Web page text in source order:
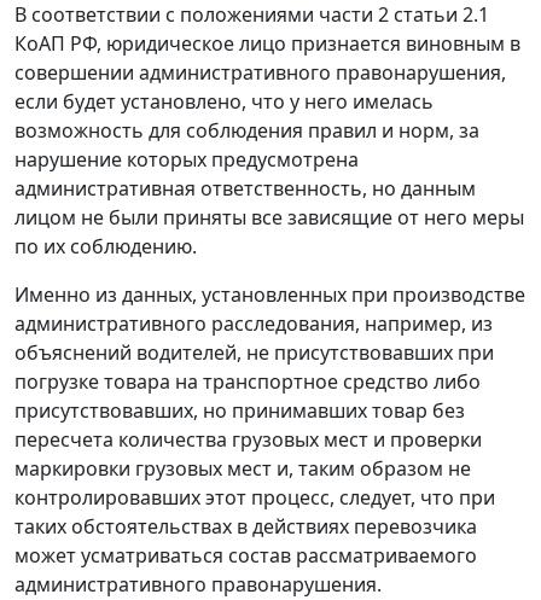
В соответствии с положениями части 2 статьи 2.1
КоАП РФ, юридическое лицо признается виновным в
совершении административного правонарушения,
если будет установлено, что у него имелась
возможность для соблюдения правил и норм, за
нарушение которых предусмотрена
административная ответственность, но данным
лицом не были приняты все зависящие от него меры
по их соблюдению.
Именно из данных, установленных при производстве
административного расследования, например, из
объяснений водителей, не присутствовавших при
погрузке товара на транспортное средство либо
присутствовавших, но принимавших товар без
пересчета количества грузовых мест и проверки
маркировки грузовых мест и, таким образом не
контролировавших этот процесс, следует, что при
таких обстоятельствах в действиях перевозчика
может усматриваться состав рассматриваемого
административного правонарушения.